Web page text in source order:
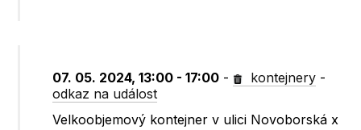
07. 05. 2024, 13:00 - 17:00 - kontejnery -
odkaz na událost
Velkoobjemový kontejner v ulici Novoborská x